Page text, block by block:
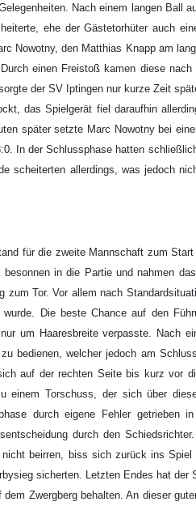
Nach einem langen Ball
ehe der Gästetorhüter auch
Nowotny, den Matthias Knapp am
einen Freistoß kamen diese
der SV Iptingen nur kurze Zeit
das Spielgerät fiel daraufhin
später setzte Marc Nowotny bei
In der Schlussphase hatten
scheiterten allerdings, was jedoch
für die zweite Mannschaft zum
in die Partie und nahmen
Tor. Vor allem nach
Die beste Chance auf den
um Haaresbreite verpasste. Nach
bedienen, welcher jedoch am
auf der rechten Seite bis kurz vor
einem Torschuss, der sich über
durch eigene Fehler getrieben
durch den
beirren, biss sich zurück ins
sicherten. Letzten Endes hat
Zwergberg behalten. An dieser